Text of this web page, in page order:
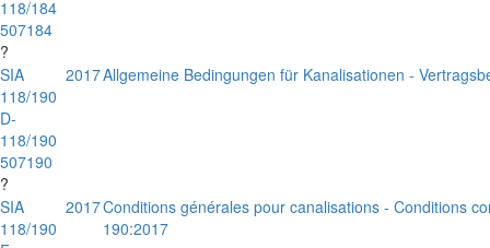
118/184
507184
?
SIA
118/190
D-
118/190
507190
?
2017Allgemeine Bedingungen für Kanalisationen -
SIA
118/190
2017Conditions générales pour canalisations - Conditions
190:2017